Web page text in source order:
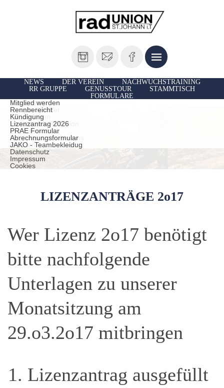
NEWS DER VEREIN
Vorstand
Unsere Sportler
TrainerInnen
Historie der Radunion
Presseberichte
Leistungen des Vereins
statuten
Datenschutz
Impressum
Cookies
NACHWUCHSTRAINING
RR GRUPPE
Ausfahrten
GENUSSTOUR
STAMMTISCH
FORMULARE
Mitglied werden
Rennbereicht
Kündigung
Lizenzantrag 2026
PRAE Formular
Abrechnungsformular
JAKO - Teambekleidug
LIZENZANTRÄGE 2o17
Wer Lizenz 2o17 benötigt
bitte nachfolgende
Unterlagen zu unserer
Monatsitzung am
29.o3.2o17 mitbringen
Lizenzantrag ausgefüllt